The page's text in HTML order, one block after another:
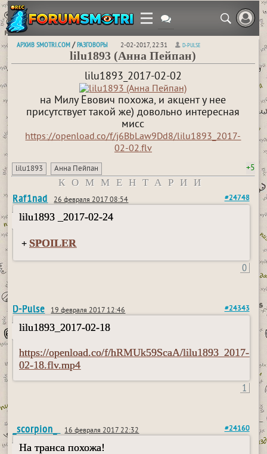
АРХИВ SMOTRI.COM /РАЗГОВОРЫ 2-02-2017, 22:31 D-PULSE
lilu1893 (Анна Пейпан)
lilu1893_2017-02-02
на Милу Ёвович похожа, и акцент у нее
присутствует такой же) довольно интересная
мисс
https://openload.co/f/j6BbLaw9Dd8/lilu1893_2017-
02-02.flv
lilu1893 Анна Пейпан +5
КОММЕНТАРИИ
Raf1nad 26 февраля 2017 08:54 #24748
lilu1893 _2017-02-24
+ SPOILER
0
D-Pulse 19 февраля 2017 12:46 #24343
lilu1893_2017-02-18
https://openload.co/f/hRMUk59ScaA/lilu1893_2017-
02-18.flv.mp4
1
_scorpion_ 16 февраля 2017 22:32 #24160
На транса похожа!